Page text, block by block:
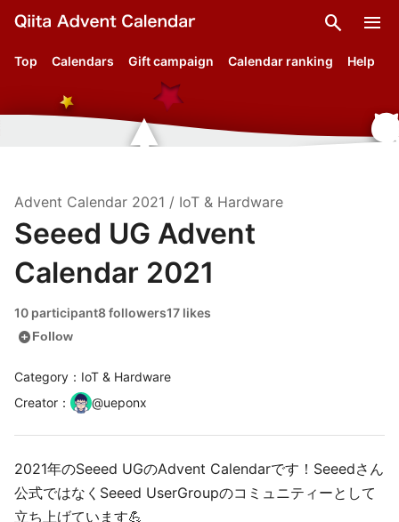
search menu
Top Calendars Gift campaign Calendar ranking Help
Advent Calendar 2021 / IoT & Hardware
Seeed UG Advent
Calendar 2021
10 participant8 followers17 likes
add_circleFollow
Category：IoT & Hardware
Creator ： @ueponx
2021年のSeeed UGのAdvent Calendarです！Seeedさん
公式ではなくSeeed UserGroupのコミュニティーとして
立ち上げています💪